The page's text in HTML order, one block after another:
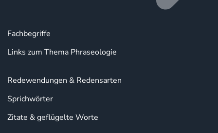
Fachbegriffe
Links zum Thema Phraseologie
Redewendungen & Redensarten
Sprichwörter
Zitate & geflügelte Worte